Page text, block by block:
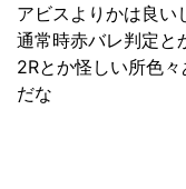
アビスよりかは良い
通常時赤バレ判定と
2Rとか怪しい所色
だな